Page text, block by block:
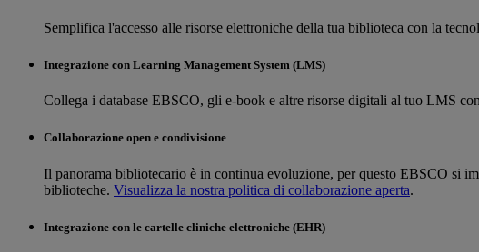
Semplifica l'accesso alle risorse elettroniche della tua biblioteca con la
Integrazione con Learning Management System (LMS)
Collega i database EBSCO, gli e-book e altre risorse digitali al tuo LMS con
Collaborazione open e condivisione
Il panorama bibliotecario è in continua evoluzione, per questo EBSCO si
biblioteche. Visualizza la nostra politica di collaborazione aperta.
Integrazione con le cartelle cliniche elettroniche (EHR)